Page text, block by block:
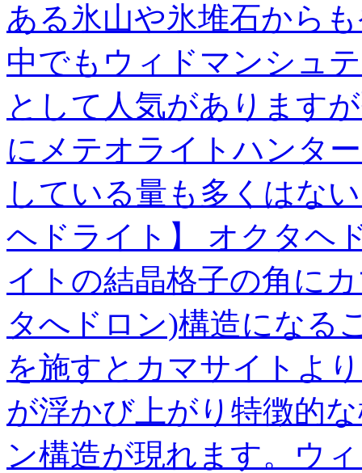
ある氷山や氷堆石から
中でもウィドマンシュ
として人気があります
にメテオライトハンタ
している量も多くはな
ヘドライト】 オクタヘ
イトの結晶格子の角に
タへドロン)構造になる
を施すとカマサイトよ
が浮かび上がり特徴的
ン構造が現れます。ウ